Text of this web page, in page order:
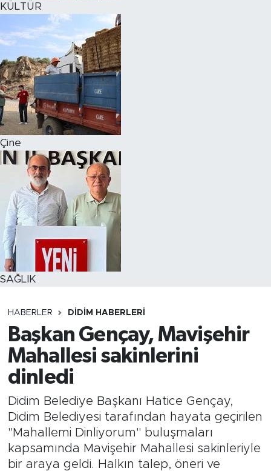
KÜLTÜR
Çine
SAĞLIK
HABERLER DIDIM HABERLERI
Başkan Gençay, Mavişehir
Mahallesi sakinlerini
dinledi
Didim Belediye Başkanı Hatice Gençay,
Didim Belediyesi tarafından hayata geçirilen
"Mahallemi Dinliyorum" buluşmaları
kapsamında Mavişehir Mahallesi sakinleriyle
bir araya geldi. Halkın talep, öneri ve